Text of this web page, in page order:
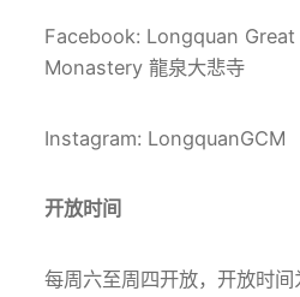
Facebook: Longquan
Monastery 龍泉大悲寺
Instagram: LongquanGCM
开放时间
每周六至周四开放，开放时